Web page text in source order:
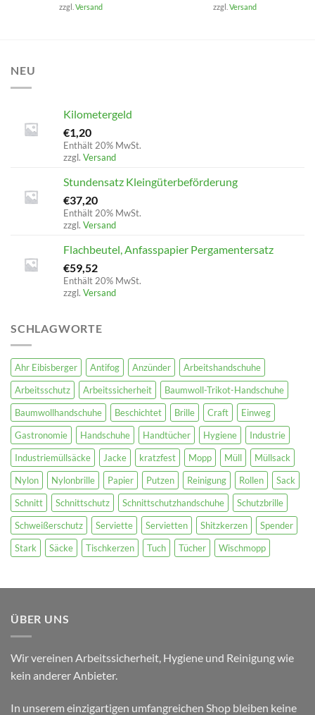
zzgl. Versand
zzgl. Versand
NEU
Kilometergeld
€1,20
Enthält 20% MwSt.
zzgl. Versand
Stundensatz Kleingüterbeförderung
€37,20
Enthält 20% MwSt.
zzgl. Versand
Flachbeutel, Anfasspapier Pergamentersatz
€59,52
Enthält 20% MwSt.
zzgl. Versand
SCHLAGWORTE
Ahr Eibisberger Antifog Anzünder
Arbeitshandschuhe
Arbeitsschutz
Arbeitssicherheit
Baumwoll-Trikot-Handschuhe
Baumwollhandschuhe
Beschichtet Brille Craft
Einweg
Gastronomie
Handschuhe Handtücher Hygiene
Industrie
Industriemüllsäcke
Jacke kratzfest Mopp Müll
Müllsack
Nylon
Nylonbrille Papier Putzen Reinigung Rollen
Sack
Schnitt
Schnittschutz Schnittschutzhandschuhe
Schutzbrille
Schweißerschutz
Serviette Servietten Shitzkerzen
Spender
Stark
Säcke Tischkerzen Tuch Tücher Wischmopp
ÜBER UNS
Wir vereinen Arbeitssicherheit, Hygiene und Reinigung wie
kein anderer Anbieter.
In unserem einzigartigen umfangreichen Shop bleiben keine